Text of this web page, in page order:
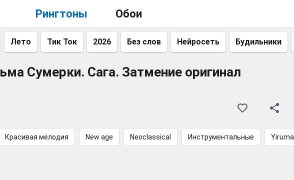
Рингтоны Обои
Лето Тик Ток 2026 Без слов Нейросеть Будильники
Сумерки. Сага. Затмение оригинал
Красивая мелодия New age Neoclassical Инструментальные Yiruma